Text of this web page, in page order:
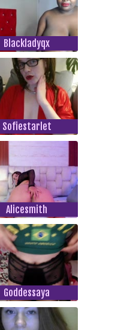
Blackladyqx
Sofiestarlet
Alicesmith
Goddessaya